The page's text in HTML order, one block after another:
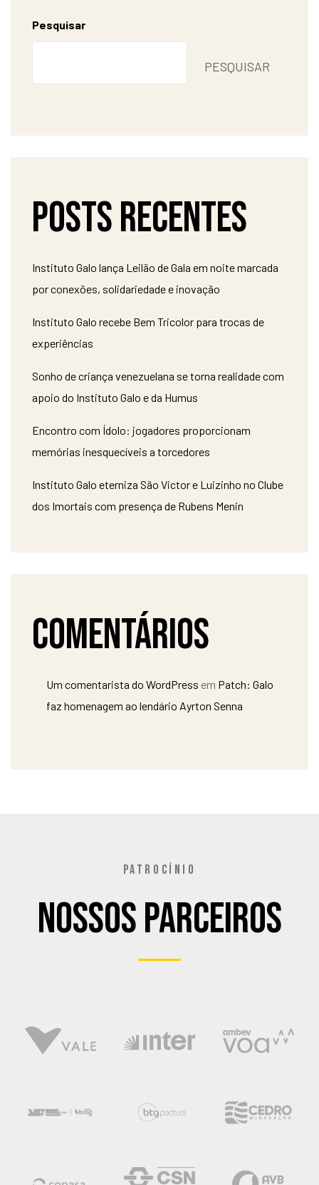
Pesquisar
PESQUISAR
Posts recentes
Instituto Galo lança Leilão de Gala em noite marcada
por conexões, solidariedade e inovação
Instituto Galo recebe Bem Tricolor para trocas de
experiências
Sonho de criança venezuelana se torna realidade com
apoio do Instituto Galo e da Humus
Encontro com Ídolo: jogadores proporcionam
memórias inesquecíveis a torcedores
Instituto Galo eterniza São Victor e Luizinho no Clube
dos Imortais com presença de Rubens Menin
Comentários
Um comentarista do WordPress em Patch: Galo
faz homenagem ao lendário Ayrton Senna
PATROCÍNIO
Nossos Parceiros